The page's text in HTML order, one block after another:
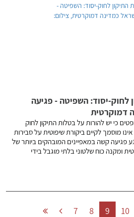
יסוד: השפיטה - פגיעה
דמוקרטית
כי יש להורות על בטלות התיקון לחוק
מוסמך לקיים ביקורת שיפוטית על סבירות
פגיעה קשה במאפיינים המובהקים ביותר של
ומקנה כוח שלטוני בלתי מוגבל בידי
7 8 9 10